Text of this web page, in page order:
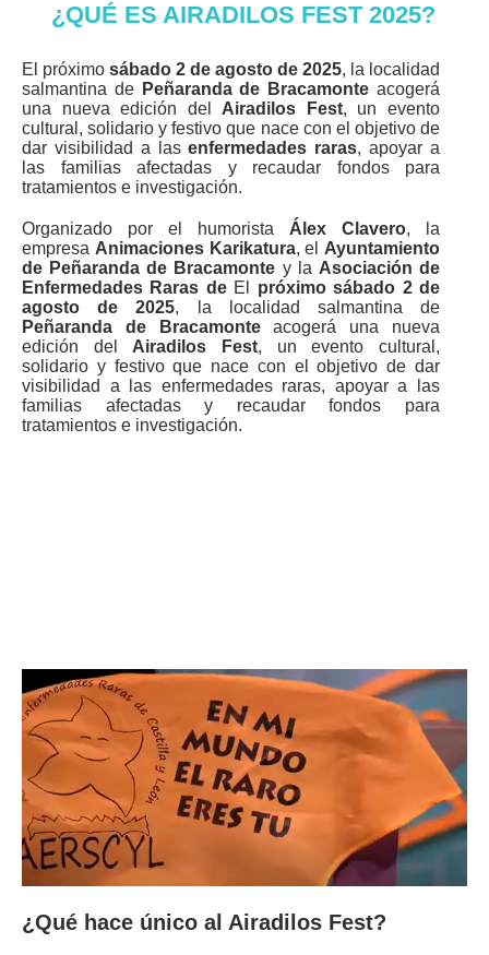
¿QUÉ ES AIRADILOS FEST 2025?
El próximo sábado 2 de agosto de 2025, la localidad
salmantina de Peñaranda de Bracamonte acogerá
una nueva edición del Airadilos Fest, un evento
cultural, solidario y festivo que nace con el objetivo de
dar visibilidad a lasenfermedades raras, apoyar a
las familias afectadas y recaudar fondos para
tratamientos e investigación.
Organizado por el humorista Álex Clavero, la
empresa Animaciones Karikatura, el Ayuntamiento
de Peñaranda de Bracamonte y la Asociación de
Enfermedades Raras de El próximo sábado 2 de
agosto de 2025, la localidad salmantina de
Peñaranda de Bracamonteacogerá una nueva
edición del Airadilos Fest, un evento cultural,
solidario y festivo que nace con el objetivo de dar
visibilidad a las enfermedades raras, apoyar a las
familias afectadas y recaudar fondos para
tratamientos e investigación.
¿Qué hace único al Airadilos Fest?